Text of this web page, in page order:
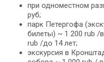
при одноместном
руб;
парк Петергофа
билеты) ~ 1 200 rub /
rub /до 14 лет;
экскурсия в